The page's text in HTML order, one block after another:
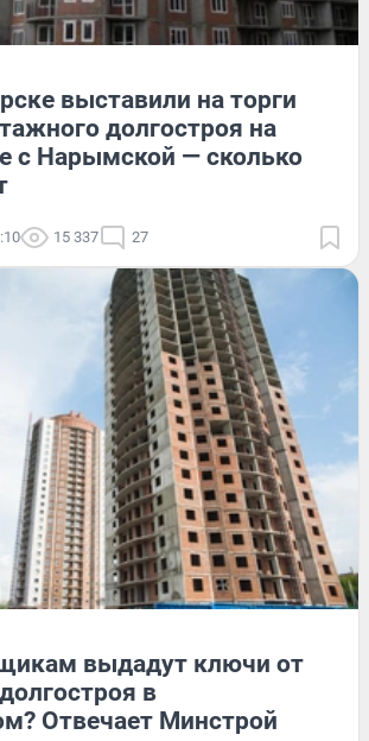
выставили на торги
долгостроя на
с Нарымской — сколько
15 337 27
выдадут ключи от
в
Отвечает Минстрой